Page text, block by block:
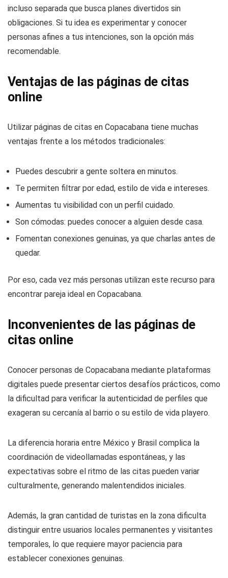
incluso separada que busca planes divertidos sin
obligaciones. Si tu idea es experimentar y conocer
personas afines a tus intenciones, son la opción más
recomendable.
Ventajas de las páginas de citas
online
Utilizar páginas de citas en Copacabana tiene muchas
ventajas frente a los métodos tradicionales:
Puedes descubrir a gente soltera en minutos.
Te permiten filtrar por edad, estilo de vida e intereses.
Aumentas tu visibilidad con un perfil cuidado.
Son cómodas: puedes conocer a alguien desde casa.
Fomentan conexiones genuinas, ya que charlas antes de
quedar.
Por eso, cada vez más personas utilizan este recurso para
encontrar pareja ideal en Copacabana.
Inconvenientes de las páginas de
citas online
Conocer personas de Copacabana mediante plataformas
digitales puede presentar ciertos desafíos prácticos, como
la dificultad para verificar la autenticidad de perfiles que
exageran su cercanía al barrio o su estilo de vida playero.
La diferencia horaria entre México y Brasil complica la
coordinación de videollamadas espontáneas, y las
expectativas sobre el ritmo de las citas pueden variar
culturalmente, generando malentendidos iniciales.
Además, la gran cantidad de turistas en la zona dificulta
distinguir entre usuarios locales permanentes y visitantes
temporales, lo que requiere mayor paciencia para
establecer conexiones genuinas.